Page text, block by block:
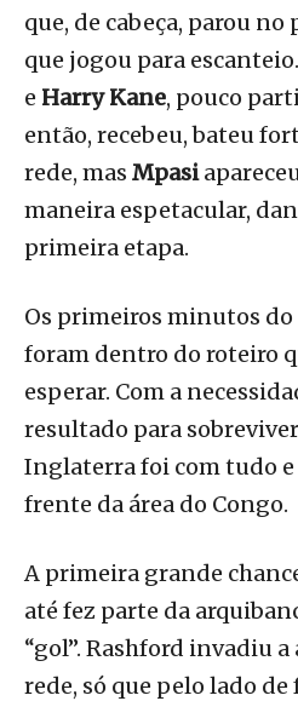
que, de cabeça, parou no
que jogou para
e Harry Kane, pouco
então, recebeu, bateu
rede, mas Mpasi
maneira espetacular,
primeira etapa.
Os primeiros minutos
foram dentro do roteiro
esperar. Com a
resultado para
Inglaterra foi com tudo
frente da área do Congo.
A primeira grande
até fez parte da
“gol”. Rashford invadiu
rede, só que pelo lado